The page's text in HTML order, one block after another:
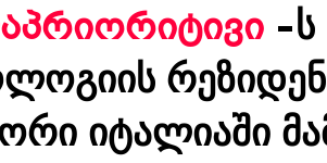
-ს
იტალიაში